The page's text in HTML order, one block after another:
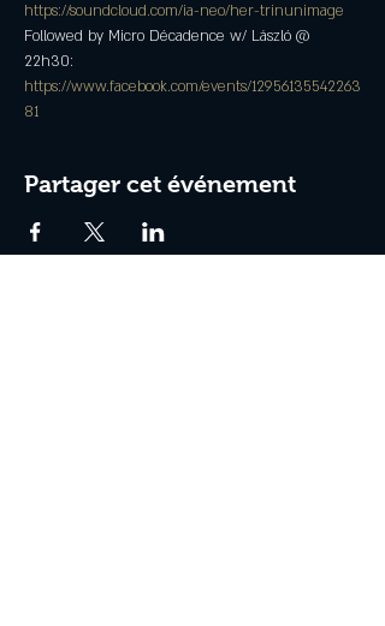
https://soundcloud.com/ia-neo/her-trinunimage
Followed by Micro Décadence w/ László @
22h30:
https://www.facebook.com/events/12956135542263
81
Partager cet événement